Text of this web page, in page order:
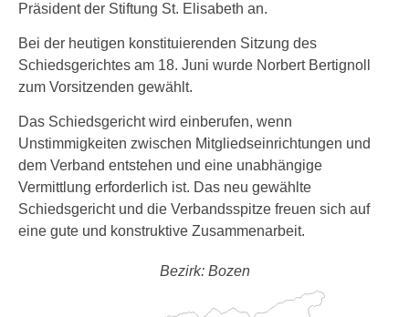
Präsident der Stiftung St. Elisabeth an.
Bei der heutigen konstituierenden Sitzung des
Schiedsgerichtes am 18. Juni wurde Norbert Bertignoll
zum Vorsitzenden gewählt.
Das Schiedsgericht wird einberufen, wenn
Unstimmigkeiten zwischen Mitgliedseinrichtungen und
dem Verband entstehen und eine unabhängige
Vermittlung erforderlich ist. Das neu gewählte
Schiedsgericht und die Verbandsspitze freuen sich auf
eine gute und konstruktive Zusammenarbeit.
Bezirk: Bozen